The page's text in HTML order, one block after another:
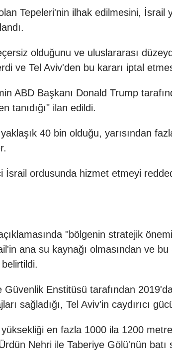
Tepeleri'nin ilhak edilmesini, İsrail
olduğunu ve uluslararası
ve Tel Aviv'den bu kararı iptal
ABD Başkanı Donald Trump
tanıdığı" ilan edildi.
40 bin olduğu, yarısından
İsrail ordusunda hizmet etmeyi
"bölgenin stratejik
ana su kaynağı olmasından ve
Enstitüsü tarafından
sağladığı, Tel Aviv'in caydırıcı
en fazla 1000 ila 1200
Nehri ile Taberiye Gölü'nün batı